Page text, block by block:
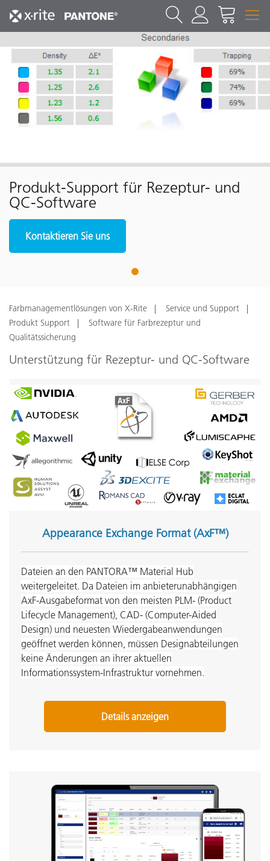
Produkt-Support für Rezeptur- und
QC-Software
Kontaktieren Sie uns
1
Farbmanagementlösungen von X-Rite
Service und Support
Produkt Support
Software für Farbrezeptur und
Qualitätssicherung
Unterstützung für Rezeptur- und QC-Software
Appearance Exchange Format (AxF™)
Dateien an den PANTORA™ Material Hub
weitergeleitet. Da Dateien im anbieterunabhängigen
AxF-Ausgabeformat von den meisten PLM- (Product
Lifecycle Management), CAD- (Computer-Aided
Design) und neuesten Wiedergabeanwendungen
geöffnet werden können, müssen Designabteilungen
keine Änderungen an ihrer aktuellen
Informationssystem-Infrastruktur vornehmen.
Details anzeigen